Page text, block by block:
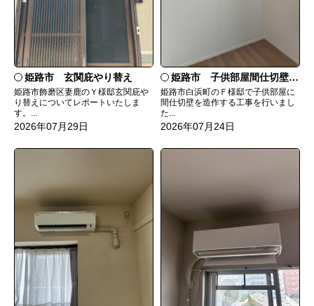
姫路市 玄関庇やり替え
姫路市飾磨区妻鹿のＹ様邸玄関庇や
り替えについてレポートいたしま
す。...
2026年07月29日
姫路市 子供部屋間仕切壁造作
姫路市白浜町のＦ様邸で子供部屋に
間仕切壁を造作する工事を行いまし
た...
2026年07月24日